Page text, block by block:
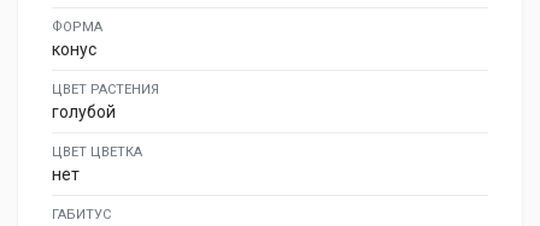
ФОРМА
конус
ЦВЕТ РАСТЕНИЯ
голубой
ЦВЕТ ЦВЕТКА
нет
ГАБИТУС